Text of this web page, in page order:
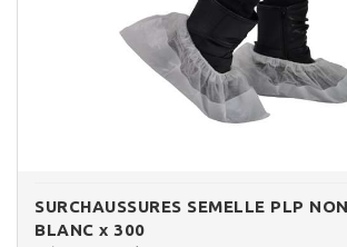
SURCHAUSSURES SEMELLE PLP
BLANC x 300